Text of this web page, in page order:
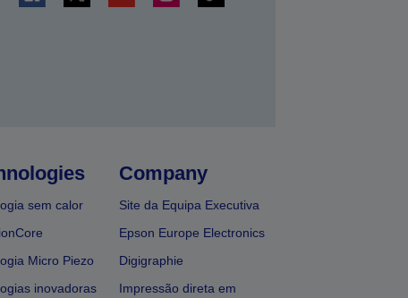
sem calor
Micro Piezo
inovadoras
Company
Site da Equipa Executiva
Epson Europe Electronics
Digigraphie
Impressão direta em